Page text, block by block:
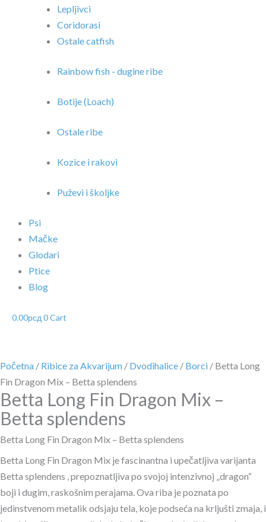
Lepljivci
Coridorasi
Ostale catfish
Rainbow fish - dugine ribe
Botije (Loach)
Ostale ribe
Kozice i rakovi
Puževi i školjke
Psi
Mačke
Glodari
Ptice
Blog
0.00рсд 0Cart
Početna / Ribice za Akvarijum / Dvodihalice / Borci / Betta Long
Fin Dragon Mix – Betta splendens
Betta Long Fin Dragon Mix –
Betta splendens
Betta Long Fin Dragon Mix – Betta splendens
Betta Long Fin Dragon Mix je fascinantna i upečatljiva varijanta
Betta splendens , prepoznatljiva po svojoj intenzivnoj „dragon“
boji i dugim, raskošnim perajama. Ova riba je poznata po
jedinstvenom metalik odsjaju tela, koje podseća na krljušti zmaja, i